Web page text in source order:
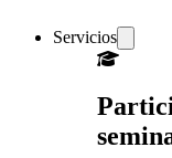
Servicios